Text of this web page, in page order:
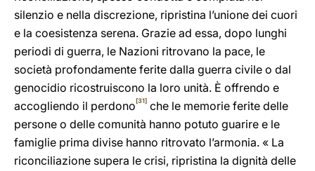
silenzio e nella discrezione, ripristina l’unione dei cuori
e la coesistenza serena. Grazie ad essa, dopo lunghi
periodi di guerra, le Nazioni ritrovano la pace, le
società profondamente ferite dalla guerra civile o dal
genocidio ricostruiscono la loro unità. È offrendo e
accogliendo il perdono[31] che le memorie ferite delle
persone o delle comunità hanno potuto guarire e le
famiglie prima divise hanno ritrovato l’armonia. « La
riconciliazione supera le crisi, ripristina la dignità delle